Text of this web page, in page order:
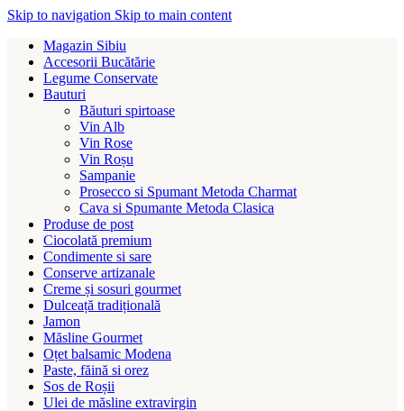
Skip to navigation Skip to main content
Magazin Sibiu
Accesorii Bucătărie
Legume Conservate
Bauturi
Băuturi spirtoase
Vin Alb
Vin Rose
Vin Roșu
Sampanie
Prosecco si Spumant Metoda Charmat
Cava si Spumante Metoda Clasica
Produse de post
Ciocolată premium
Condimente si sare
Conserve artizanale
Creme și sosuri gourmet
Dulceață tradițională
Jamon
Măsline Gourmet
Oțet balsamic Modena
Paste, făină si orez
Sos de Roșii
Ulei de măsline extravirgin